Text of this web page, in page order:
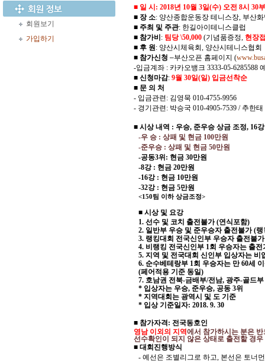
회원보기
가입하기
■ 일 시 : 2018년 10월 3일(수) 오전 8시 30
■ 장 소: 양산종합운동장 테니스장, 부산
■ 주최 및 주관: 한길아이테니스클럽
■ 참가비 : 팀당\50,000 (기념품증정, 현장
■ 후 원: 양산시체육회 , 양산시테니스협회
■ 참가신청 –부산오픈 홈페이지 (
-입금계좌 : 카카오뱅크 3333-05-6285588
■ 신청마감: 9월 30일(일) 입금선착순
■ 문 의 처
- 입금관련 : 김영묵 010-4755-9956
- 경기관련 : 박승국 010-4905-7539 / 추한태
■ 시상 내역 : 우승, 준우승 상금 조정, 16
-우 승: 상패 및 현금 100만원
-준우승: 상패 및 현금 50만원
-공동3위 : 현금 30만원
-8강: 현금 20만원
-16강 : 현금 10만원
-32강 : 현금 5만원
<150팀 이하 상금조정>
■ 시상 및 요강
1. 선수 및 코치 출전불가(연식포함)
2. 일반부 우승 및 준우승자 출전불가(랭
3. 랭킹대회 전국신인부 우승자 출전불가
4. 비랭킹 전국신인부 1회 우승자는 출전
5. 지역 및 전국대회 신인부 입상자는 비
6. 순수베테랑부 1회 우승자는 만60세
(페어적용 기준 동일)
7. 호남권 전북-금배부/전남, 광주-골드
* 입상자는 우승, 준우승, 공동 3위
* 지역대회는 광역시 및 도 기준
* 입상 기준일자: 2018. 9. 30
■ 참가자격 : 전국동호인
영남 이외의 지역에서 참가하시는 분은
선수확인이 되지 않은 상태로 출전할 경
■ 대회진행방식
- 예선은 조별리그로 하고, 본선은 토너